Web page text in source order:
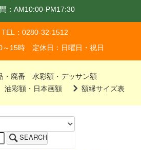
：AM10:00-PM17:30
TEL：0280-32-1512
～15時 定休日：日曜日・祝日
・廃番 水彩額・デッサン額
彩額・日本画額
額縁サイズ表
SEARCH